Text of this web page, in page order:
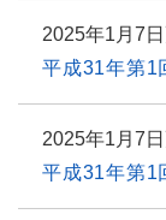
2025年1月7
平成31年第
2025年1月7
平成31年第